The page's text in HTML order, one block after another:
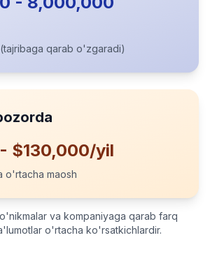
qarab o'zgaradi)
$130,000/yil
o'rtacha maosh
va kompaniyaga qarab farq
o'rtacha ko'rsatkichlardir.